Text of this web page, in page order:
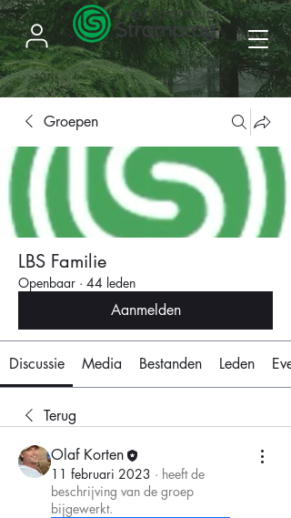
Groepen
LBS Familie
Openbaar · 44 leden
Aanmelden
Discussie Media Bestanden Leden
Terug
Olaf Korten
11 februari 2023 · heeft de
beschrijving van de groep
bijgewerkt.